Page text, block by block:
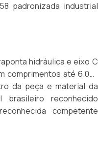
padronizada industrial
hidráulica e eixo C
comprimentos até 6.000
da peça e material da
brasileiro reconhecido
competente